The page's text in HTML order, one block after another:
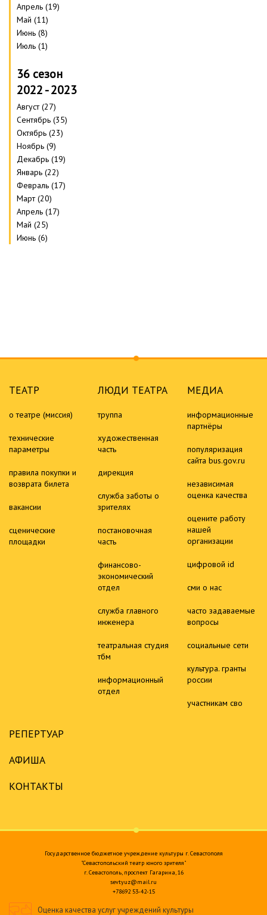
Апрель (19)
Май (11)
Июнь (8)
Июль (1)
36 сезон
2022 - 2023
Август (27)
Сентябрь (35)
Октябрь (23)
Ноябрь (9)
Декабрь (19)
Январь (22)
Февраль (17)
Март (20)
Апрель (17)
Май (25)
Июнь (6)
ТЕАТР
о театре (миссия)
технические
параметры
правила покупки и
возврата билета
вакансии
сценические
площадки
ЛЮДИ ТЕАТРА
труппа
художественная
часть
дирекция
служба заботы о
зрителях
постановочная
часть
финансово-
экономический
отдел
служба главного
инженера
театральная студия
тбм
информационный
отдел
МЕДИА
информационные
партнёры
популяризация
сайта bus.gov.ru
независимая
оценка качества
оцените работу
нашей
организации
цифровой id
сми о нас
часто задаваемые
вопросы
социальные сети
культура. гранты
россии
участникам сво
РЕПЕРТУАР
АФИША
КОНТАКТЫ
Государственное бюджетное учреждение культуры г. Севастополя
"Севастопольский театр юного зрителя"
г. Севастополь, проспект Гагарина, 16
sevtyuz@mail.ru
+78692 53-42-15
Оценка качества услуг учреждений культуры